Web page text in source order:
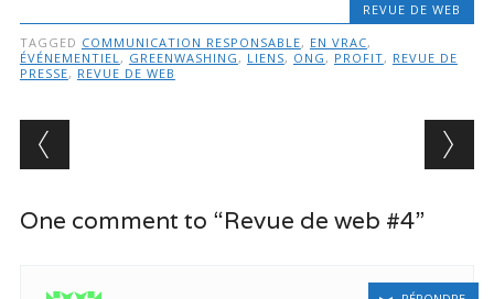
REVUE DE WEB
TAGGED COMMUNICATION RESPONSABLE, EN VRAC,
ÉVÉNEMENTIEL, GREENWASHING , LIENS, ONG , PROFIT, REVUE DE
PRESSE, REVUE DE WEB
Post navigation
One comment to “Revue de web #4”